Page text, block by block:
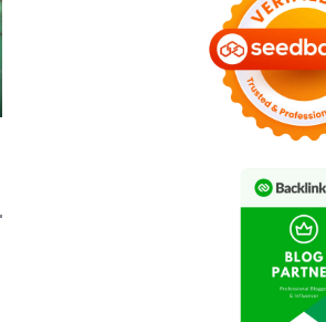
Video Aksi Pemain Futsal